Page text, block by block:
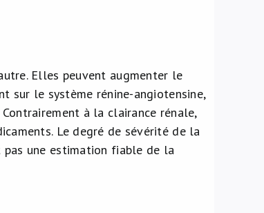
Elles peuvent augmenter le
sur le système rénine-angiotensine,
à la clairance rénale,
Le degré de sévérité de la
pas une estimation fiable de la